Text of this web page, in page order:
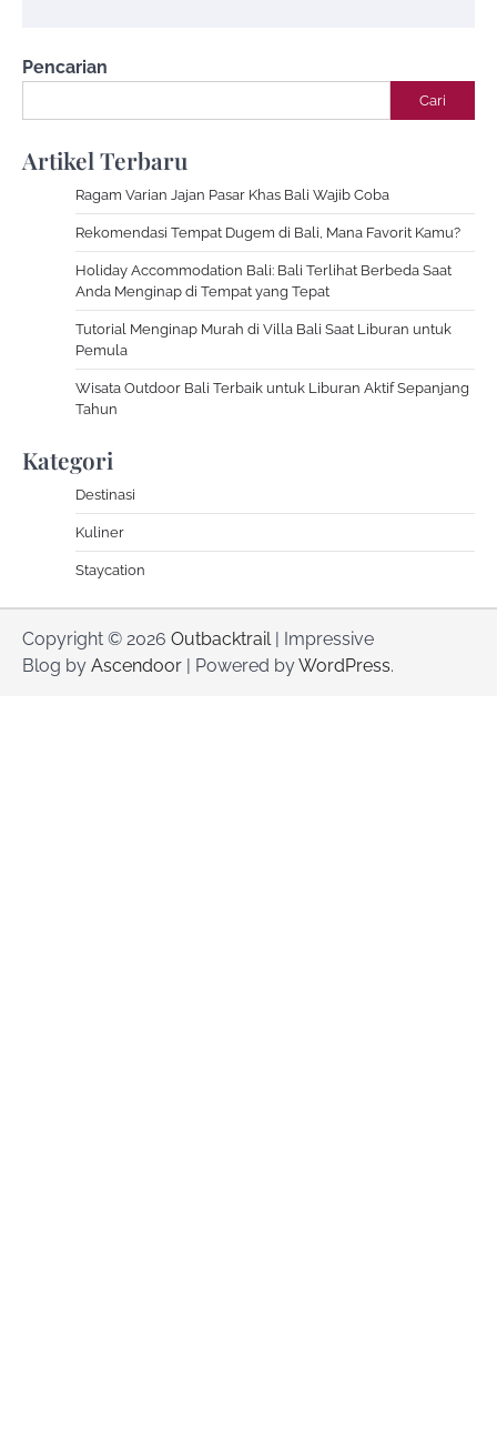
Pencarian
Cari
Artikel Terbaru
Ragam Varian Jajan Pasar Khas Bali Wajib Coba
Rekomendasi Tempat Dugem di Bali, Mana Favorit Kamu?
Holiday Accommodation Bali: Bali Terlihat Berbeda Saat
Anda Menginap di Tempat yang Tepat
Tutorial Menginap Murah di Villa Bali Saat Liburan untuk
Pemula
Wisata Outdoor Bali Terbaik untuk Liburan Aktif Sepanjang
Tahun
Kategori
Destinasi
Kuliner
Staycation
Copyright © 2026 Outbacktrail| Impressive
Blog by Ascendoor | Powered byWordPress.